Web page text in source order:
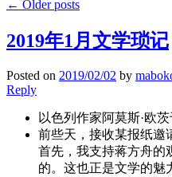
← Older posts
2019年1月文学琐记
Posted on 2019/02/02 by
Reply
以色列作家阿莫斯·欧
前些天，接收某报纸邀
首先，我支持蒋方舟的
的。这也正是文学的魅